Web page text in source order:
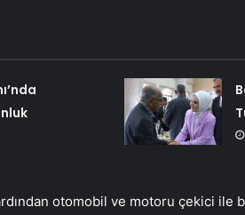
otomobil ve motoru çekici ile